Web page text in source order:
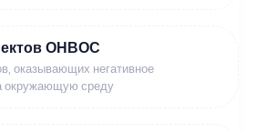
ОНВОС
оказывающих негативное
окружающую среду